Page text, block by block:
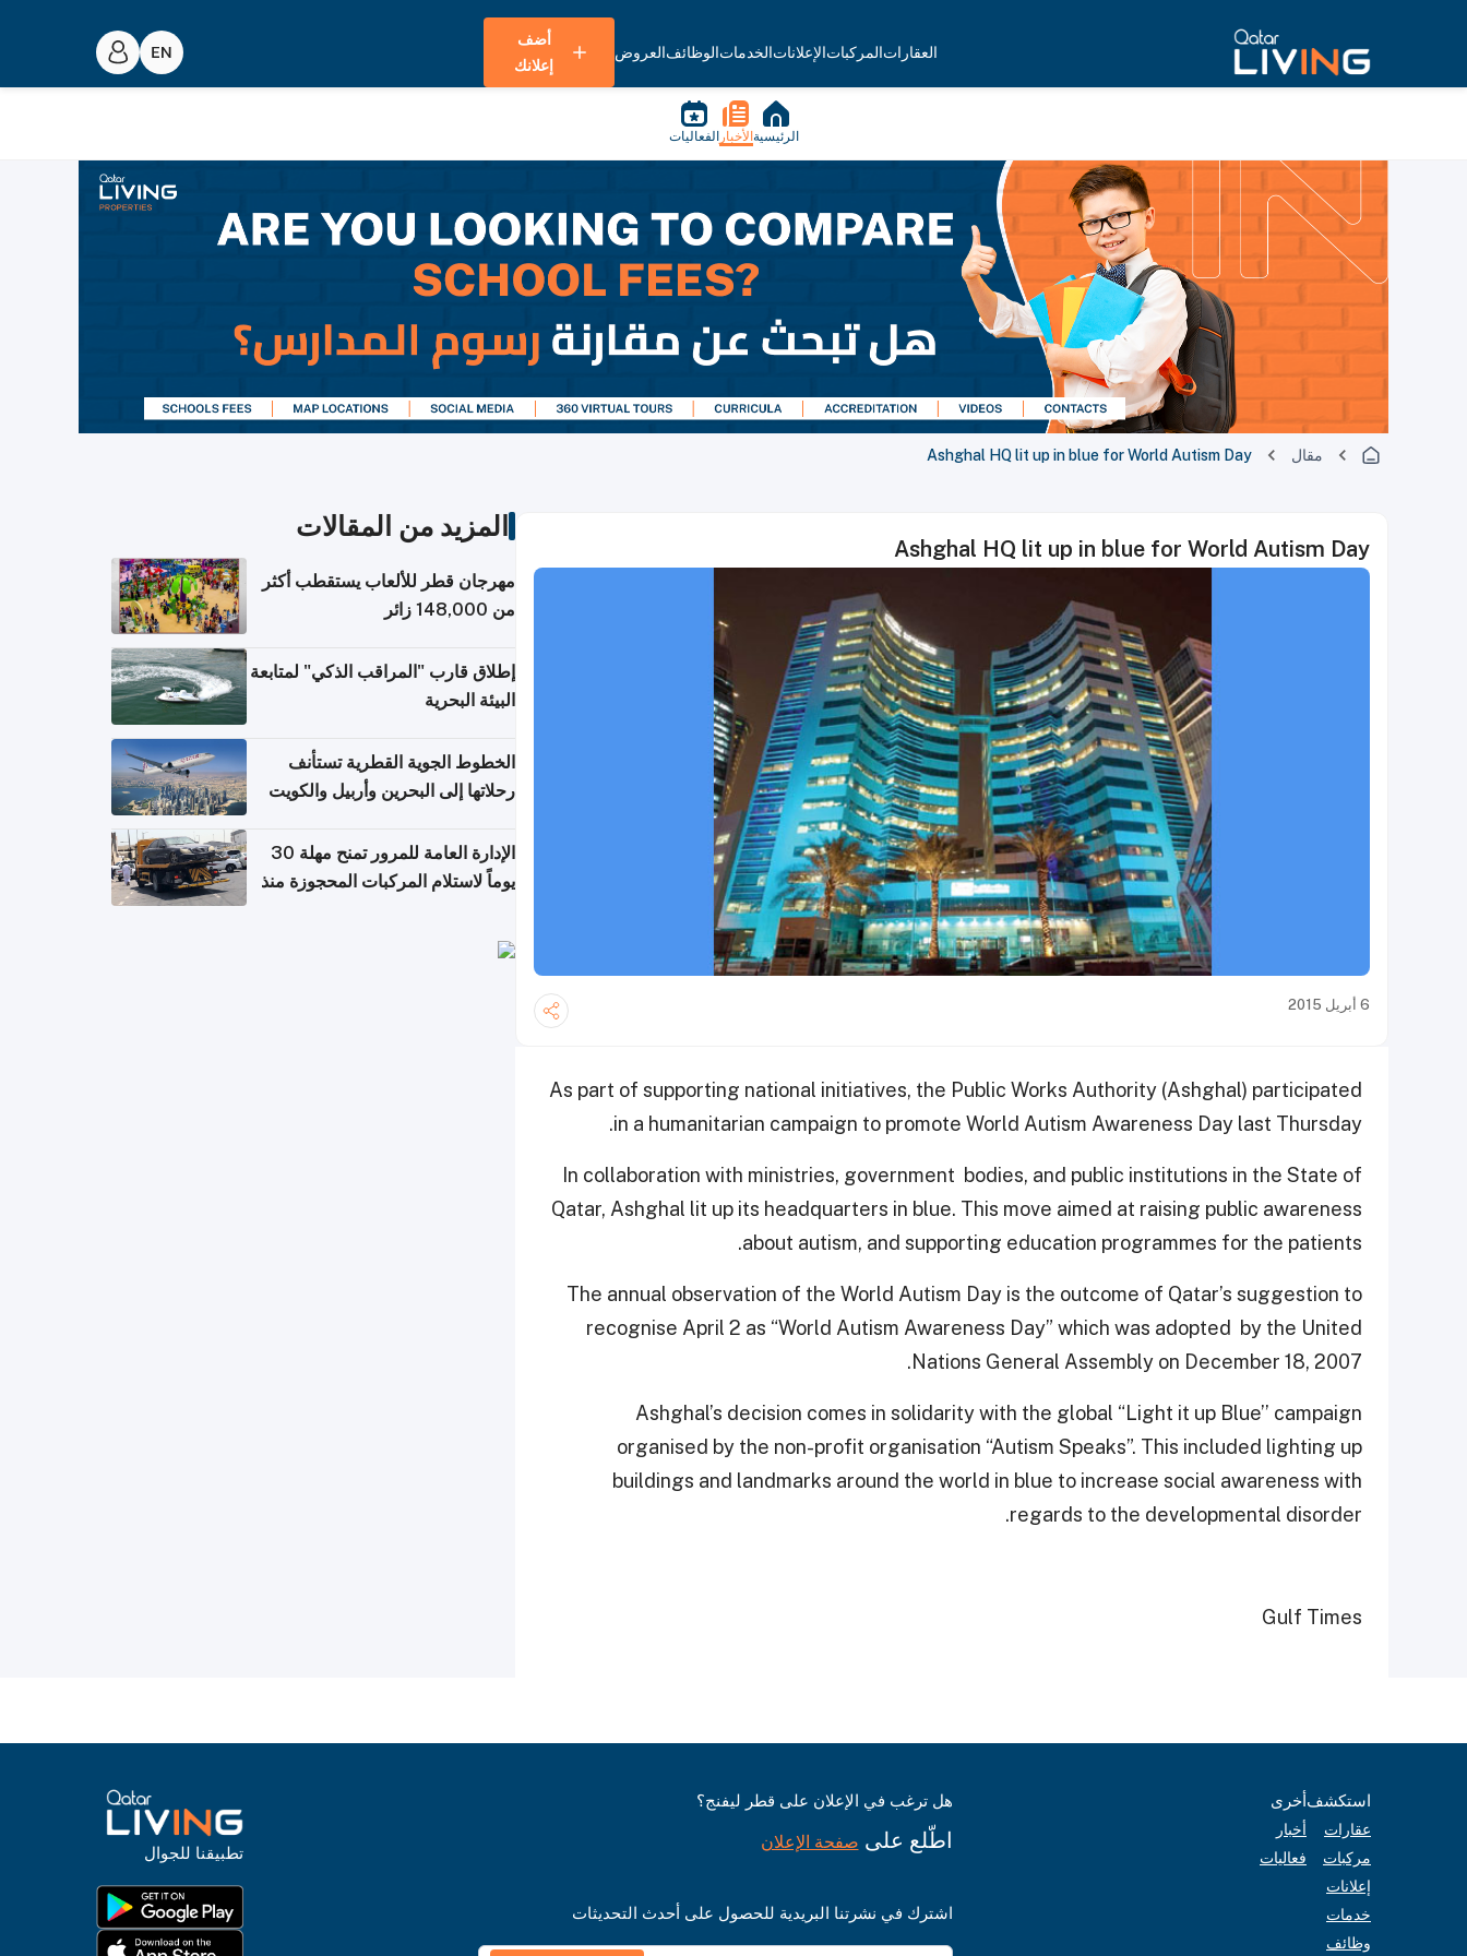
العقاراتالمركباتالإعلاناتالخدماتالوظائفالعروض
أضف
إعلانك
الرئيسية الأخبار الفعاليات
مقال Ashghal HQ lit up in blue for World Autism Day
Ashghal HQ lit up in blue for World Autism Day
6 أبريل 2015
As part of supporting national initiatives, the Public Works Authority (Ashghal) participated
in a humanitarian campaign to promote World Autism Awareness Day last Thursday.
In collaboration with ministries, government bodies, and public institutions in the State of
Qatar, Ashghal lit up its headquarters in blue. This move aimed at raising public awareness
about autism, and supporting education programmes for the patients.
The annual observation of the World Autism Day is the outcome of Qatar’s suggestion to
recognise April 2 as “World Autism Awareness Day” which was adopted by the United
Nations General Assembly on December 18, 2007.
Ashghal’s decision comes in solidarity with the global “Light it up Blue’’ campaign
organised by the non-profit organisation “Autism Speaks”. This included lighting up
buildings and landmarks around the world in blue to increase social awareness with
regards to the developmental disorder.
Gulf Times
المزيد من المقالات
مهرجان قطر للألعاب يستقطب أكثر
من 148,000 زائر
إطلاق قارب "المراقب الذكي" لمتابعة
البيئة البحرية
الخطوط الجوية القطرية تستأنف
رحلاتها إلى البحرين وأربيل والكويت
الإدارة العامة للمرور تمنح مهلة 30
يوماً لاستلام المركبات المحجوزة منذ
استكشف
عقارات
مركبات
إعلانات
خدمات
وظائف
أخرى
أخبار
فعاليات
هل ترغب في الإعلان على قطر ليفنج؟
اطّلع على صفحة الإعلان
اشترك في نشرتنا البريدية للحصول على أحدث التحديثات
تطبيقنا للجوال